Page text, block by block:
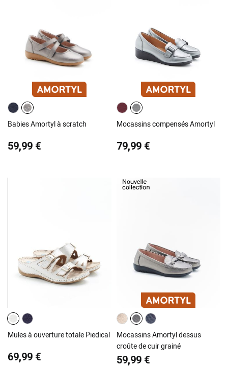
Babies Amortyl à scratch
59,99 €
Mocassins compensés Amortyl
79,99 €
Mules à ouverture totale Piedical
69,99 €
Mocassins Amortyl dessus
croûte de cuir grainé
59,99 €